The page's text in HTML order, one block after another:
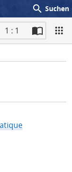
search Suchen
1 : 1